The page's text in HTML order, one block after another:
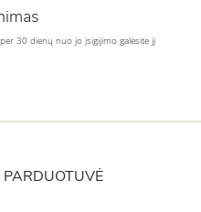
30 dienų nuo jo įsigijimo galėsite jį
PARDUOTUVĖ